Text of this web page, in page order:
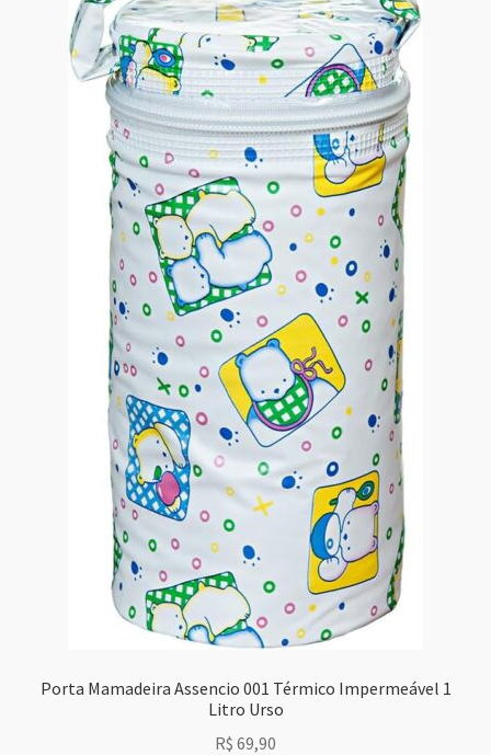
Porta Mamadeira Assencio 001 Térmico Impermeável 1
Litro Urso
R$ 69,90